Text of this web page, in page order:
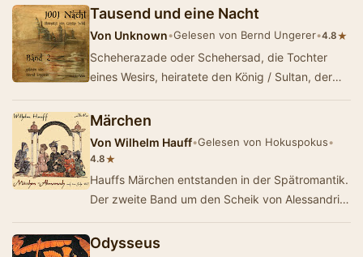
Tausend und eine Nacht
Von Unknown•Gelesen von Bernd Ungerer•4.8★
Scheherazade oder Schehersad, die Tochter
eines Wesirs, heiratete den König / Sultan, der
Märchen
Von Wilhelm Hauff•Gelesen von Hokuspokus•
4.8★
Hauffs Märchen entstanden in der Spätromantik.
Der zweite Band um den Scheik von Alessandria
Odysseus